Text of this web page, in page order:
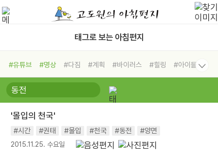
태그로 보는 아침편지
#유튜브 #명상 #다짐 #계획 #바이러스 #힐링
#아이들
#비전캠프
#독서캠프 #삶
#희망
#나눔 #친구 #링컨학교
#독서
#건강
'몰입의 천국'
#시간 #권태 #몰입 #천국 #동전 #양면
2015.11.25. 수요일